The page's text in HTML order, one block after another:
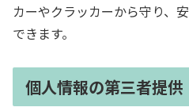
カーやクラッカーから守り、
できます。
個人情報の第三者提供